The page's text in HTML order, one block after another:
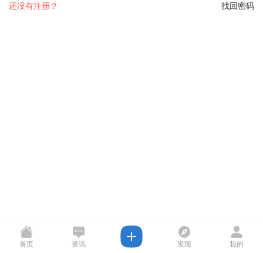
找回密码
还没有注册？
首页 资讯 发现 我的